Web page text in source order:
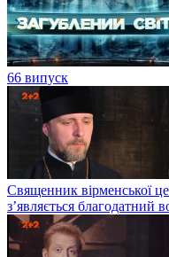
66 випуск
Священник вірменської
з’являється благодатний